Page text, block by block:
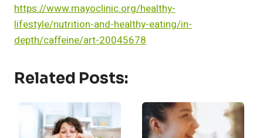
https://www.mayoclinic.org/healthy-
lifestyle/nutrition-and-healthy-eating/in-
depth/caffeine/art-20045678
Related Posts: